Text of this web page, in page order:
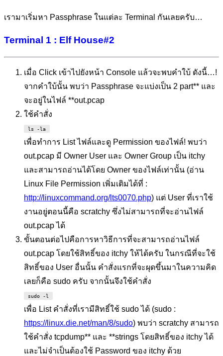
เรามาเริ่มหา Passphrase ในแต่ละ Terminal กันเลยครับ…
Terminal 1 : Elf House#2
เมื่อ Click เข้าไปยังหน้า Console แล้วจะพบคำใบ้ ดังนี้…!
จากคำใบ้นั้น พบว่า Passphrase จะแบ่งเป็น 2 part** และ
จะอยู่ในไฟล์ **out.pcap
ใช้คำสั่ง
ls -la
เพื่อทำการ List ไฟล์และดู Permission ของไฟล์! พบว่า
out.pcap มี Owner User และ Owner Group เป็น itchy
และสามารถอ่านได้โดย Owner ของไฟล์เท่านั้น (อ่าน
Linux File Permission เพิ่มเติมได้ที่ :
http://linuxcommand.org/lts0070.php) แต่ User ที่เราใช้
งานอยู่ตอนนี้คือ scratchy ซึ่งไม่สามารถที่จะอ่านไฟล์
out.pcap ได้
ขั้นตอนต่อไปคือการหาวิธีการที่จะสามารถอ่านไฟล์
out.pcap โดยใช้สิทธิ์ของ itchy ให้ได้ครับ ในกรณีที่จะใช้
สิทธิ์ของ User อื่นนั้น คำสั่งแรกที่จะผุดขึ้นมาในความคิด
เลยก็คือ sudo ครับ จากนั้นจึงใช้คำสั่ง
sudo -l
เพื่อ List คำสั่งที่เรามีสิทธิ์ใช้ sudo ได้ (sudo :
https://linux.die.net/man/8/sudo) พบว่า scratchy สามารถ
ใช้คำสั่ง tcpdump** และ **strings โดยสิทธิ์ของ itchy ได้
และไม่จำเป็นต้องใช้ Password ของ itchy ด้วย